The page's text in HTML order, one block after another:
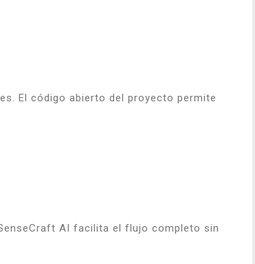
El código abierto del proyecto permite
AI facilita el flujo completo sin